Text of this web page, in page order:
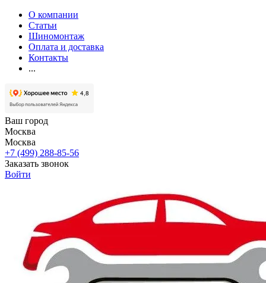
О компании
Статьи
Шиномонтаж
Оплата и доставка
Контакты
...
Ваш город
Москва
Москва
+7 (499) 288-85-56
Заказать звонок
Войти